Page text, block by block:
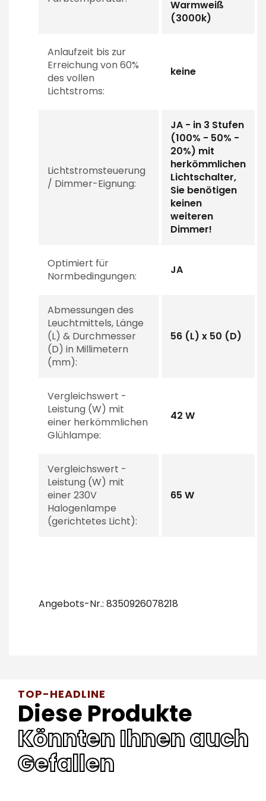
Warmweiß
(3000k)
Anlaufzeit bis zur
Erreichung von 60%
des vollen
Lichtstroms:
keine
Lichtstromsteuerung
/ Dimmer-Eignung:
JA - in 3 Stufen
(100% - 50% -
20%) mit
herkömmlichen
Lichtschalter,
Sie benötigen
keinen
weiteren
Dimmer!
Optimiert für
Normbedingungen:
JA
Abmessungen des
Leuchtmittels, Länge
(L) & Durchmesser
(D) in Millimetern
(mm):
56 (L) x 50 (D)
Vergleichswert -
Leistung (W) mit
einer herkömmlichen
Glühlampe:
42 W
Vergleichswert -
Leistung (W) mit
einer 230V
Halogenlampe
(gerichtetes Licht):
65 W
Angebots-Nr.: 8350926078218
TOP-HEADLINE
Diese Produkte
Könnten Ihnen auch
Gefallen